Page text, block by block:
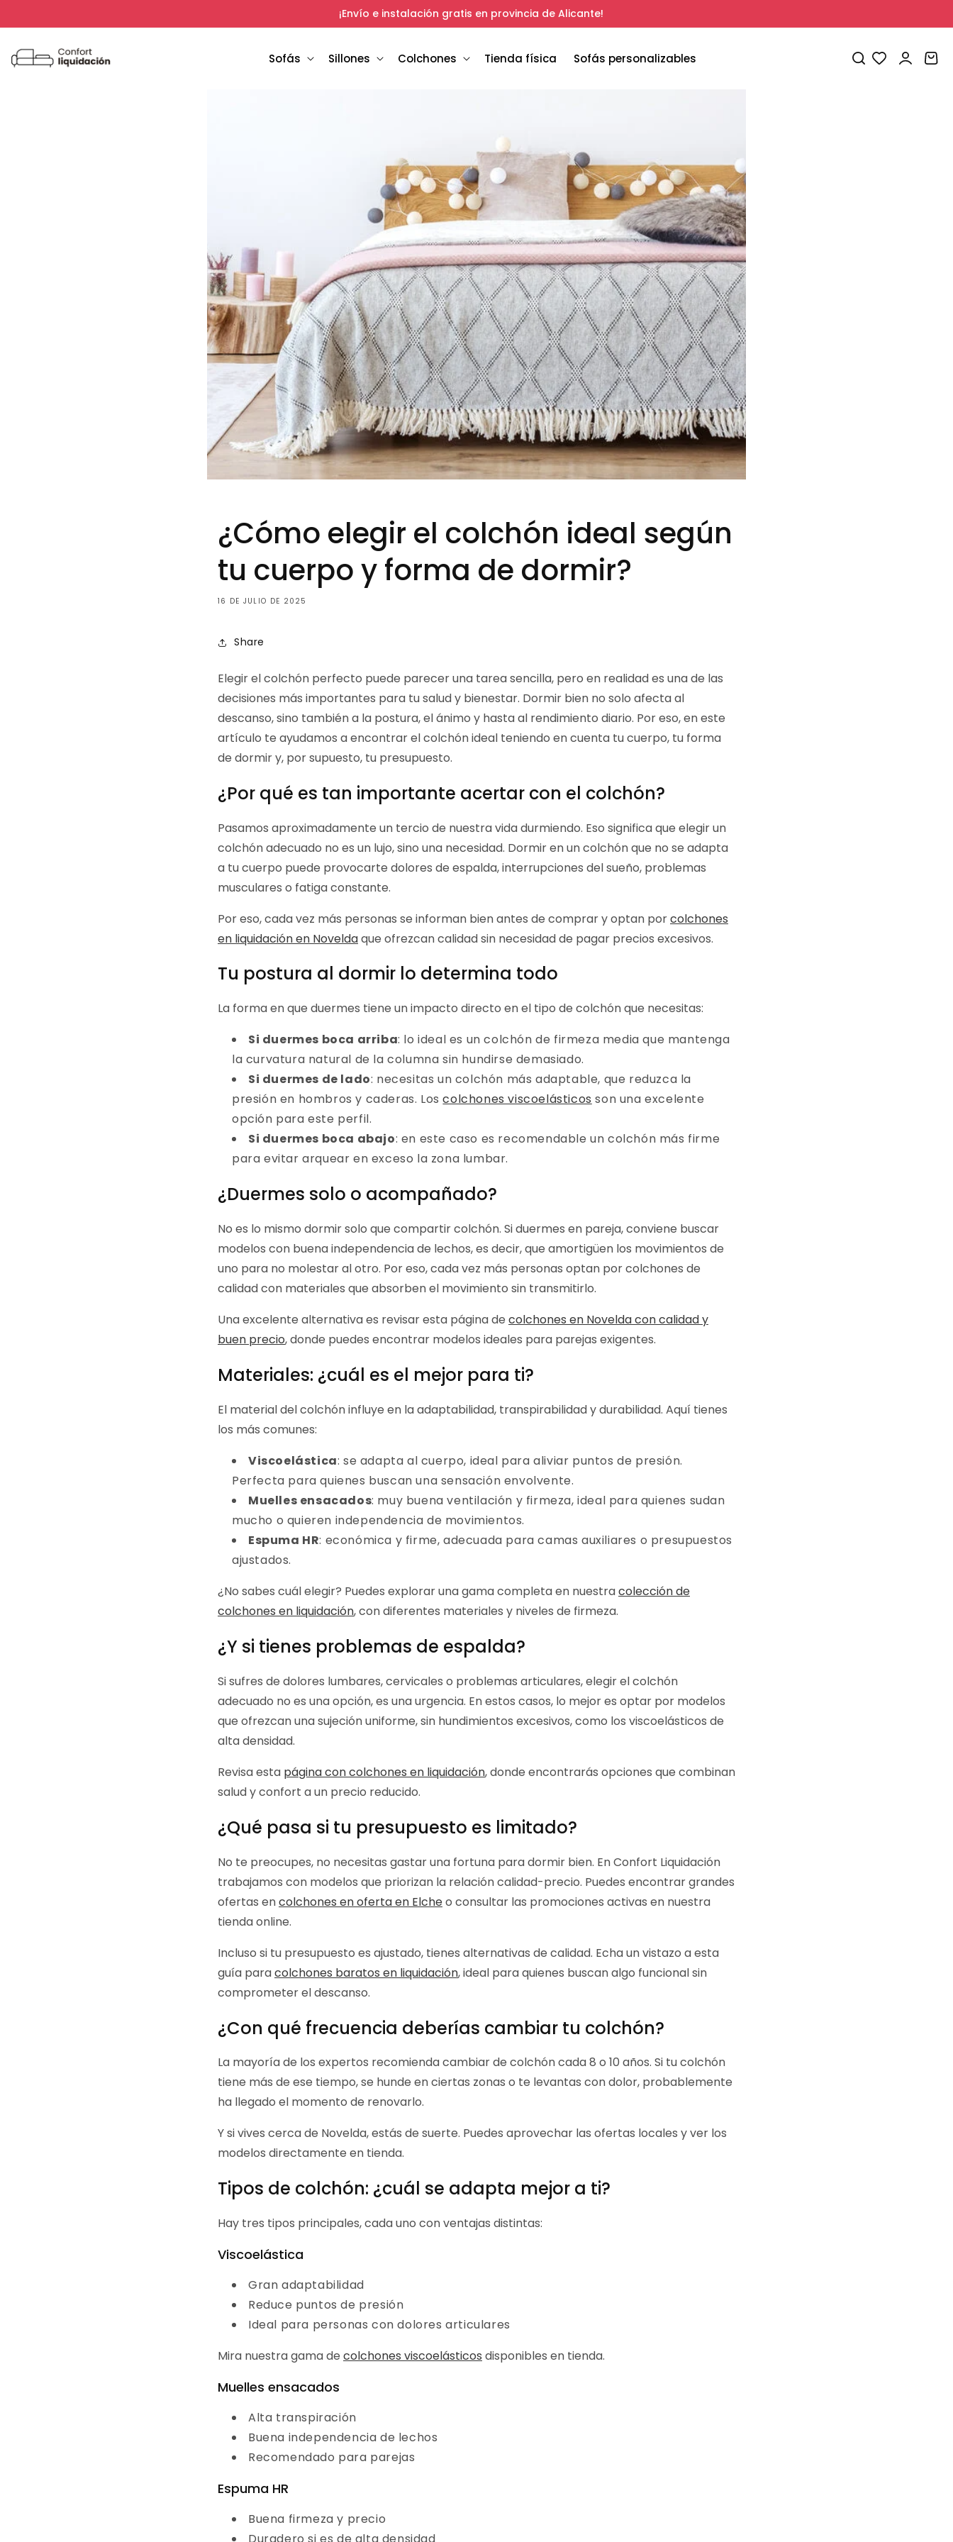
al contenido
Calidad premium a precios bajos. Descubre por qué.
Sofás Sillones Colchones Tienda física Sofás personalizables
Iniciar
sesión
Carrito
¿Cómo elegir el colchón ideal según
tu cuerpo y forma de dormir?
16 DE JULIO DE 2025
Share
Elegir el colchón perfecto puede parecer una tarea sencilla, pero en realidad es una de las
decisiones más importantes para tu salud y bienestar. Dormir bien no solo afecta al
descanso, sino también a la postura, el ánimo y hasta al rendimiento diario. Por eso, en este
artículo te ayudamos a encontrar el colchón ideal teniendo en cuenta tu cuerpo, tu forma
de dormir y, por supuesto, tu presupuesto.
¿Por qué es tan importante acertar con el colchón?
Pasamos aproximadamente un tercio de nuestra vida durmiendo. Eso significa que elegir un
colchón adecuado no es un lujo, sino una necesidad. Dormir en un colchón que no se adapta
a tu cuerpo puede provocarte dolores de espalda, interrupciones del sueño, problemas
musculares o fatiga constante.
Por eso, cada vez más personas se informan bien antes de comprar y optan porcolchones
en liquidación en Noveldaque ofrezcan calidad sin necesidad de pagar precios excesivos.
Tu postura al dormir lo determina todo
La forma en que duermes tiene un impacto directo en el tipo de colchón que necesitas:
Si duermes boca arriba: lo ideal es un colchón de firmeza media que mantenga
la curvatura natural de la columna sin hundirse demasiado.
Si duermes de lado: necesitas un colchón más adaptable, que reduzca la
presión en hombros y caderas. Loscolchones viscoelásticos son una excelente
opción para este perfil.
Si duermes boca abajo: en este caso es recomendable un colchón más firme
para evitar arquear en exceso la zona lumbar.
¿Duermes solo o acompañado?
No es lo mismo dormir solo que compartir colchón. Si duermes en pareja, conviene buscar
modelos con buena independencia de lechos, es decir, que amortigüen los movimientos de
uno para no molestar al otro. Por eso, cada vez más personas optan por colchones de
calidad con materiales que absorben el movimiento sin transmitirlo.
Una excelente alternativa es revisar esta página de colchones en Novelda con calidad y
buen precio, donde puedes encontrar modelos ideales para parejas exigentes.
Materiales: ¿cuál es el mejor para ti?
El material del colchón influye en la adaptabilidad, transpirabilidad y durabilidad. Aquí tienes
los más comunes:
Viscoelástica: se adapta al cuerpo, ideal para aliviar puntos de presión.
Perfecta para quienes buscan una sensación envolvente.
Muelles ensacados: muy buena ventilación y firmeza, ideal para quienes sudan
mucho o quieren independencia de movimientos.
Espuma HR: económica y firme, adecuada para camas auxiliares o presupuestos
ajustados.
¿No sabes cuál elegir? Puedes explorar una gama completa en nuestracolección de
colchones en liquidación, con diferentes materiales y niveles de firmeza.
¿Y si tienes problemas de espalda?
Si sufres de dolores lumbares, cervicales o problemas articulares, elegir el colchón
adecuado no es una opción, es una urgencia. En estos casos, lo mejor es optar por modelos
que ofrezcan una sujeción uniforme, sin hundimientos excesivos, como los viscoelásticos de
alta densidad.
Revisa esta página con colchones en liquidación, donde encontrarás opciones que combinan
salud y confort a un precio reducido.
¿Qué pasa si tu presupuesto es limitado?
No te preocupes, no necesitas gastar una fortuna para dormir bien. En Confort Liquidación
trabajamos con modelos que priorizan la relación calidad-precio. Puedes encontrar grandes
ofertas encolchones en oferta en Elcheo consultar las promociones activas en nuestra
tienda online.
Incluso si tu presupuesto es ajustado, tienes alternativas de calidad. Echa un vistazo a esta
guía paracolchones baratos en liquidación, ideal para quienes buscan algo funcional sin
comprometer el descanso.
¿Con qué frecuencia deberías cambiar tu colchón?
La mayoría de los expertos recomienda cambiar de colchón cada 8 o 10 años. Si tu colchón
tiene más de ese tiempo, se hunde en ciertas zonas o te levantas con dolor, probablemente
ha llegado el momento de renovarlo.
Y si vives cerca de Novelda, estás de suerte. Puedes aprovechar las ofertas locales y ver los
modelos directamente en tienda.
Tipos de colchón: ¿cuál se adapta mejor a ti?
Hay tres tipos principales, cada uno con ventajas distintas:
Viscoelástica
Gran adaptabilidad
Reduce puntos de presión
Ideal para personas con dolores articulares
Mira nuestra gama de colchones viscoelásticos disponibles en tienda.
Muelles ensacados
Alta transpiración
Buena independencia de lechos
Recomendado para parejas
Espuma HR
Buena firmeza y precio